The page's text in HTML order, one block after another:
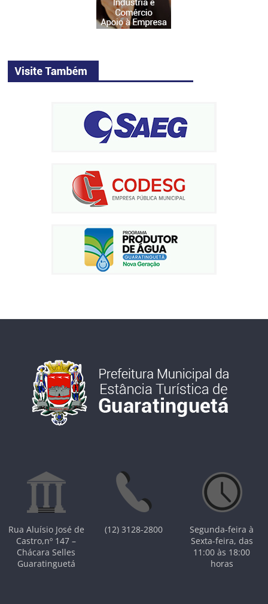
Rua Aluísio José de
Castro,nº 147 –
Chácara Selles
Guaratinguetá
(12) 3128-2800
Segunda-feira à
Sexta-feira, das
11:00 às 18:00
horas